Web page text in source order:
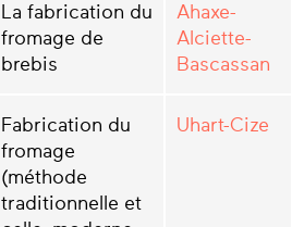
La fabrication du
fromage de
brebis
Ahaxe-
Alciette-
Bascassan
Fabrication du
fromage
(méthode
traditionnelle et
Uhart-Cize